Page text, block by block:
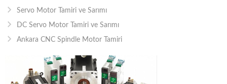
Servo Motor Tamiri ve Sarımı
DC Servo Motor Tamiri ve Sarımı
Ankara CNC Spindle Motor Tamiri